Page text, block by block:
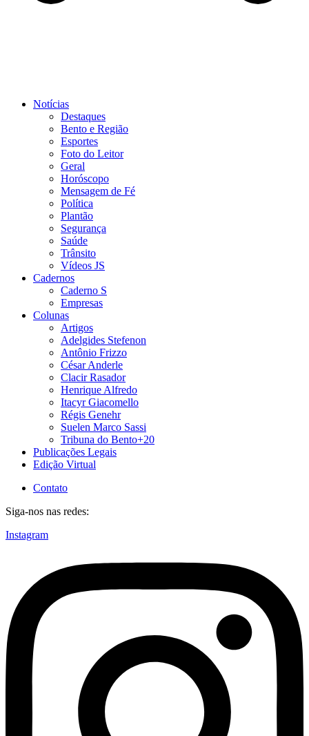
Notícias
Destaques
Bento e Região
Esportes
Foto do Leitor
Geral
Horóscopo
Mensagem de Fé
Política
Plantão
Segurança
Saúde
Trânsito
Vídeos JS
Cadernos
Caderno S
Empresas
Colunas
Artigos
Adelgides Stefenon
Antônio Frizzo
César Anderle
Clacir Rasador
Henrique Alfredo
Itacyr Giacomello
Régis Genehr
Suelen Marco Sassi
Tribuna do Bento+20
Publicações Legais
Edição Virtual
Contato
Siga-nos nas redes:
Instagram